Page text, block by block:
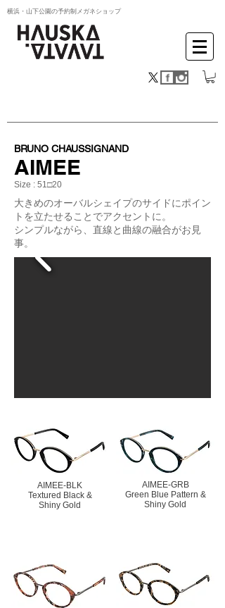
横浜・山下公園の予約制メガネショップ
BRUNO CHAUSSIGNAND
AIMEE
Size : 51□20
大きめのオーバルシェイプのサイドにポイン
トを立たせることでアクセントに。
シンプルながら、直線と曲線の融合がお見
事。
AIMEE-BLK
Textured Black &
Shiny Gold
AIMEE-GRB
Green Blue Pattern &
Shiny Gold